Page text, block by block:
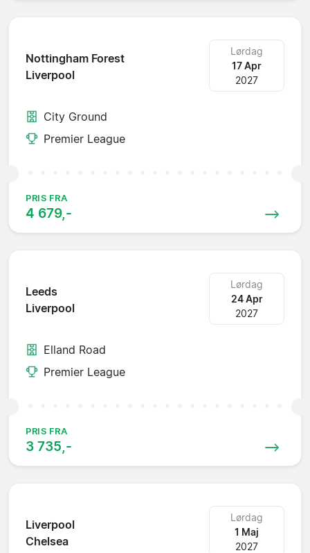
Nottingham Forest
Liverpool
Lørdag
17 Apr
2027
City Ground
Premier League
PRIS FRA
4 679,-
Leeds
Liverpool
Lørdag
24 Apr
2027
Elland Road
Premier League
PRIS FRA
3 735,-
Liverpool
Chelsea
Lørdag
1 Maj
2027